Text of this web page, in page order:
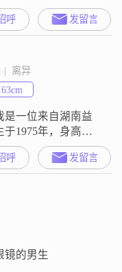
入一个月在 3000 元
历是高中及以下
比较温柔体贴，在
，能很好地照顾
平时我有追剧
时光沉浸在精彩
己##300
呼 发留言
|  离异
是一位来自湖南益
于1975年，身高
我对生活的态度非常
以开朗的笑容面对
我性格随和，容易
真诚可靠，从不
我的收入
，虽然不算高，
得享受生活中的
呼 发留言
镜的男生